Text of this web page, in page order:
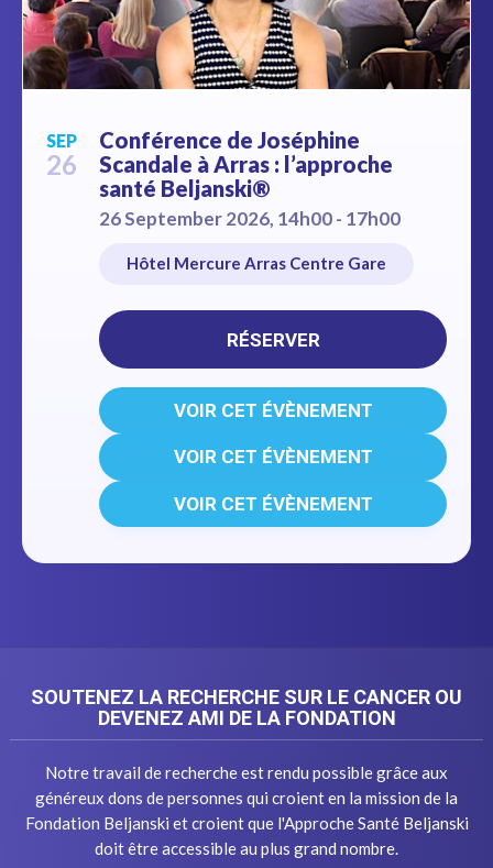
SEP
26
Conférence de Joséphine
Scandale à Arras : l’approche
santé Beljanski®
26 September 2026, 14h00 - 17h00
Hôtel Mercure Arras Centre Gare
RÉSERVER
VOIR CET ÉVÈNEMENT
VOIR CET ÉVÈNEMENT
VOIR CET ÉVÈNEMENT
SOUTENEZ LA RECHERCHE SUR LE CANCER OU
DEVENEZ AMI DE LA FONDATION
Notre travail de recherche est rendu possible grâce aux
généreux dons de personnes qui croient en la mission de la
Fondation Beljanski et croient que l'Approche Santé Beljanski
doit être accessible au plus grand nombre.